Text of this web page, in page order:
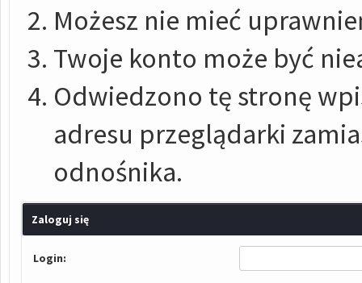
Możesz nie mieć
Twoje konto może być
Odwiedzono tę stronę
adresu przeglądarki
odnośnika.
Zaloguj się
Login: